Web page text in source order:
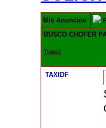
Mis Anuncios
BUSCO CHOFER
Tweet
TAXIDF